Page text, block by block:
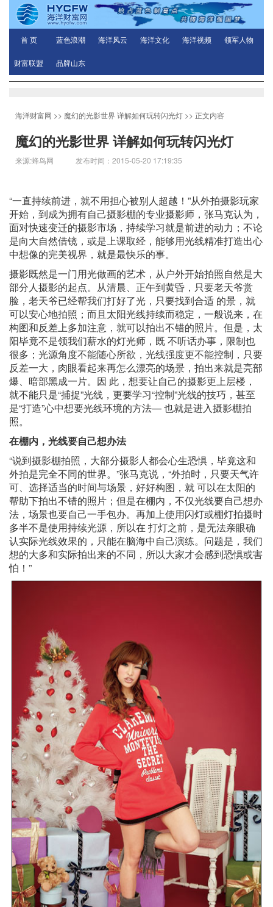
首 页 蓝色浪潮 海洋风云 海洋文化 海洋视频 领军人物
财富联盟 品牌山东
海洋财富网 >> 魔幻的光影世界 详解如何玩转闪光灯 >> 正文内容
魔幻的光影世界 详解如何玩转闪光灯
来源:蜂鸟网 发布时间：2015-05-20 17:19:35
“一直持续前进，就不用担心被别人超越！”从外拍摄影玩家
开始，到成为拥有自己摄影棚的专业摄影师，张马克认为，
面对快速变迁的摄影市场，持续学习就是前进的动力；不论
是向大自然借镜，或是上课取经，能够用光线精准打造出心
中想像的完美视界，就是最快乐的事。
摄影既然是一门用光做画的艺术，从户外开始拍照自然是大
部分人摄影的起点。从清晨、正午到黄昏，只要老天爷赏
脸，老天爷已经帮我们打好了光，只要找到合适 的景，就
可以安心地拍照；而且太阳光线持续而稳定，一般说来，在
构图和反差上多加注意，就可以拍出不错的照片。但是，太
阳毕竟不是领我们薪水的灯光师，既 不听话办事，限制也
很多；光源角度不能随心所欲，光线强度更不能控制，只要
反差一大，肉眼看起来再怎么漂亮的场景，拍出来就是亮部
爆、暗部黑成一片。因 此，想要让自己的摄影更上层楼，
就不能只是“捕捉”光线，更要学习“控制”光线的技巧，甚至
是“打造”心中想要光线环境的方法— 也就是进入摄影棚拍
照。
在棚内，光线要自己想办法
“说到摄影棚拍照，大部分摄影人都会心生恐惧，毕竟这和
外拍是完全不同的世界。”张马克说，“外拍时，只要天气许
可、选择适当的时间与场景，好好构图，就 可以在太阳的
帮助下拍出不错的照片；但是在棚内，不仅光线要自己想办
法，场景也要自己一手包办。再加上使用闪灯或棚灯拍摄时
多半不是使用持续光源，所以在 打灯之前，是无法亲眼确
认实际光线效​​果的，只能在脑海中自己演练。问题是，我们
想的大多和实际拍出来的不同，所以大家才会感到恐惧或害
怕！”